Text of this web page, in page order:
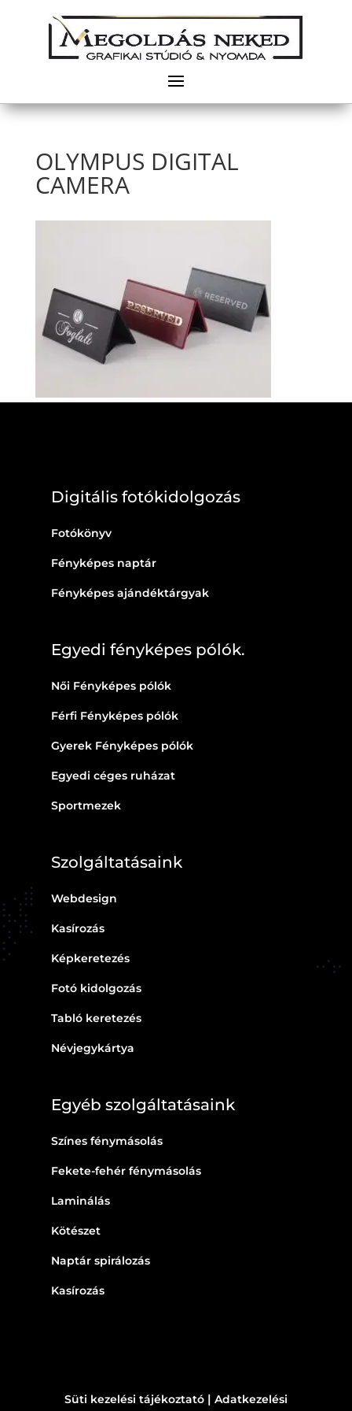
OLYMPUS DIGITAL
CAMERA
Digitális fotókidolgozás
Fotókönyv
Fényképes naptár
Fényképes ajándéktárgyak
Egyedi fényképes pólók.
Női Fényképes pólók
Férfi Fényképes pólók
Gyerek Fényképes pólók
Egyedi céges ruházat
Sportmezek
Szolgáltatásaink
Webdesign
Kasírozás
Képkeretezés
Fotó kidolgozás
Tabló keretezés
Névjegykártya
Egyéb szolgáltatásaink
Színes fénymásolás
Fekete-fehér fénymásolás
Laminálás
Kötészet
Naptár spirálozás
Kasírozás
Süti kezelési tájékoztató | Adatkezelési